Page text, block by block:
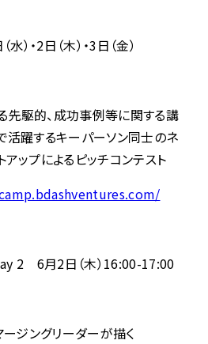
・2日（木）・3日（金）
先駆的、成功事例等に関する講
活躍するキーパーソン同士のネ
アップによるピッチコンテスト
2 6月2日（木）16:00-17:00
ージングリーダーが描く